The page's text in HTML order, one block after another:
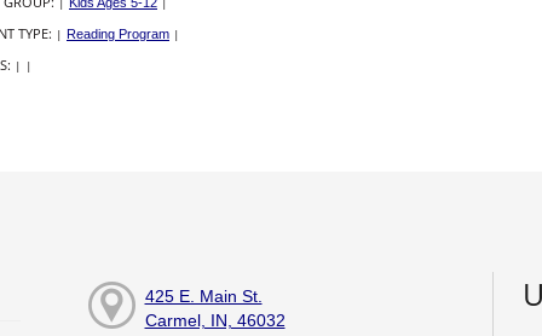
TYPE: | Reading Program |
| |
425 E. Main St.
Carmel, IN, 46032